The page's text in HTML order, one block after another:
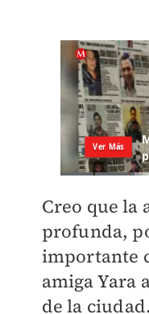
Creo que la
profunda,
importante
amiga Yara
de la